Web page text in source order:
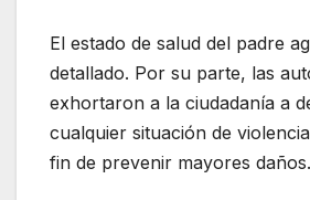
El estado de salud del padre
detallado. Por su parte, las
exhortaron a la ciudadanía a
cualquier situación de
fin de prevenir mayores daños.